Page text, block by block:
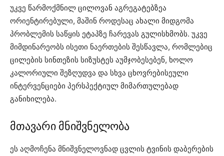
უკვე წარმოქმნილ ცილოვან აგრეგატებზეა
ორიენტირებული, მაშინ როდესაც ახალი მიდგომა
პრობლემის საწყის ეტაპზე ჩარევას გულისხმობს. უკვე
მიმდინარეობს ისეთი ნაერთების შესწავლა, რომლებიც
ცილების სინთეზის სიზუსტეს აუმჯობესებენ, ხოლო
კალორიული შეზღუდვა და სხვა ცხოვრებისეული
ინტერვენციები პერსპექტიულ მიმართულებად
განიხილება.
მთავარი მნიშვნელობა
ეს აღმოჩენა მნიშვნელოვნად ცვლის ტვინის დაბერების